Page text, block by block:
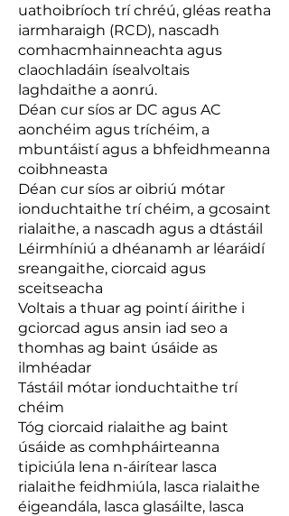
uathoibríoch trí chréú, gléas reatha
iarmharaigh (RCD), nascadh
comhacmhainneachta agus
claochladáin ísealvoltais
laghdaithe a aonrú.
Déan cur síos ar DC agus AC
aonchéim agus tríchéim, a
mbuntáistí agus a bhfeidhmeanna
coibhneasta
Déan cur síos ar oibriú mótar
ionduchtaithe trí chéim, a gcosaint
rialaithe, a nascadh agus a dtástáil
Léirmhíniú a dhéanamh ar léaráidí
sreangaithe, ciorcaid agus
sceitseacha
Voltais a thuar ag pointí áirithe i
gciorcad agus ansin iad seo a
thomhas ag baint úsáide as
ilmhéadar
Tástáil mótar ionduchtaithe trí
chéim
Tóg ciorcaid rialaithe ag baint
úsáide as comhpháirteanna
tipiciúla lena n-áirítear lasca
rialaithe feidhmiúla, lasca rialaithe
éigeandála, lasca glasáilte, lasca